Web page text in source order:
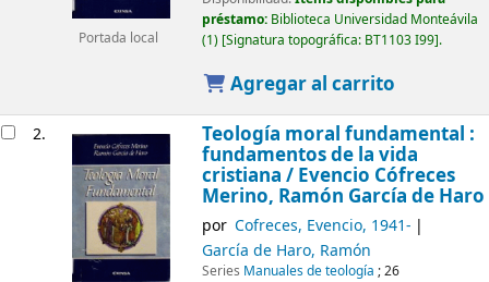
Portada local
préstamo: Biblioteca Universidad Monteávila
(1) Signatura topográfica: BT1103 I99 .
Agregar al carrito
2. Teología moral fundamental :
fundamentos de la vida
cristiana / Evencio Cófreces
Merino, Ramón García de Haro
por Cofreces, Evencio, 1941-
García de Haro, Ramón
Series Manuales de teología ; 26